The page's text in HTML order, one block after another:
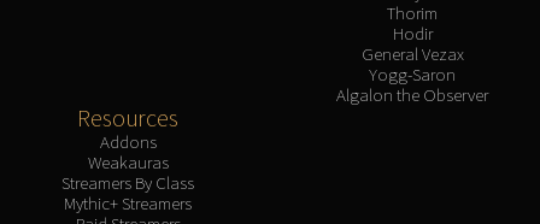
Thorim
Hodir
General Vezax
Yogg-Saron
Algalon the Observer
Resources
Addons
Weakauras
Streamers By Class
Mythic+ Streamers